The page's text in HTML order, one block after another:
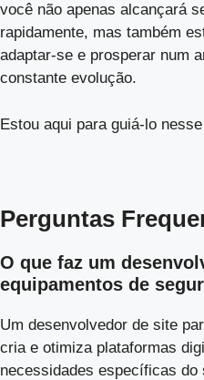
você não apenas alcançará
rapidamente, mas também
adaptar-se e prosperar num
constante evolução.
Estou aqui para guiá-lo
Perguntas
O que faz um
equipamentos de
Um desenvolvedor de site
cria e otimiza plataformas
necessidades específicas do